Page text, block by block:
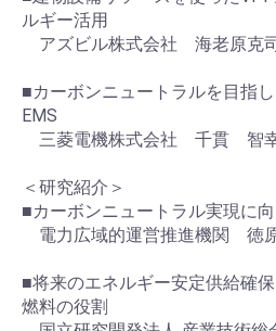
ルギー活用
アズビル株式会社 海老原克
■カーボンニュートラルを目指
EMS
三菱電機株式会社 千貫 智
＜研究紹介＞
■カーボンニュートラル実現に
電力広域的運営推進機関 徳
■将来のエネルギー安定供給確
燃料の役割